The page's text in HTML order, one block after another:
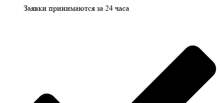
Заявки принимаются за 24 часа